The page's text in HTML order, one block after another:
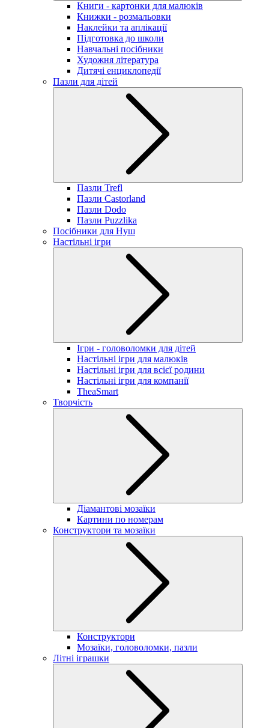
Книги - картонки для малюків
Книжки - розмальовки
Наклейки та аплікації
Підготовка до школи
Навчальні посібники
Художня література
Дитячі енциклопедії
Пазли для дітей
Пазли Trefl
Пазли Castorland
Пазли Dodo
Пазли Puzzlika
Посібники для Нуш
Настільні ігри
Ігри - головоломки для дітей
Настільні ігри для малюків
Настільні ігри для всієї родини
Настільні ігри для компанії
TheaSmart
Творчість
Діамантові мозаїки
Картини по номерам
Конструктори та мозаїки
Конструктори
Мозаїки, головоломки, пазли
Літні іграшки